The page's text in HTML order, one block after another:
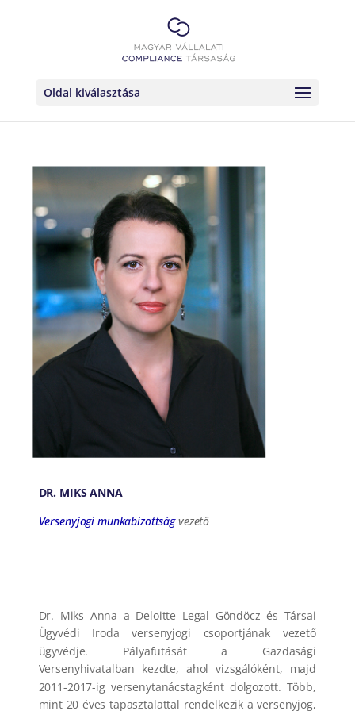
Oldal kiválasztása
DR. MIKS ANNA
Versenyjogi munkabizottságvezető
Dr. Miks Anna a Deloitte Legal Göndöcz és Társai
Ügyvédi Iroda versenyjogi csoportjának vezető
ügyvédje. Pályafutását a Gazdasági
Versenyhivatalban kezdte, ahol vizsgálóként, majd
2011-2017-ig versenytanácstagként dolgozott. Több,
mint 20 éves tapasztalattal rendelkezik a versenyjog,